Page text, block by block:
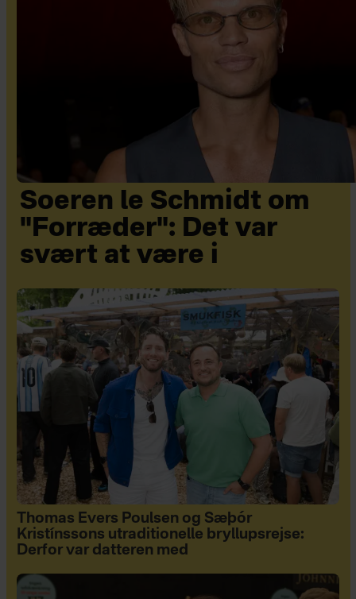
Soeren le Schmidt om
"Forræder": Det var
svært at være i
Thomas Evers Poulsen og Sæþór
Kristínssons utraditionelle bryllupsrejse:
Derfor var datteren med